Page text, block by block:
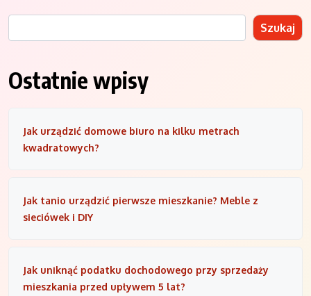
Szukaj
Ostatnie wpisy
Jak urządzić domowe biuro na kilku metrach
kwadratowych?
Jak tanio urządzić pierwsze mieszkanie? Meble z
sieciówek i DIY
Jak uniknąć podatku dochodowego przy sprzedaży
mieszkania przed upływem 5 lat?